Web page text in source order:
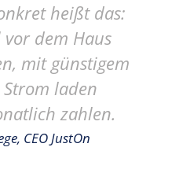
heißt das:
vor dem Haus
mit günstigem
laden
zahlen.
CEO JustOn